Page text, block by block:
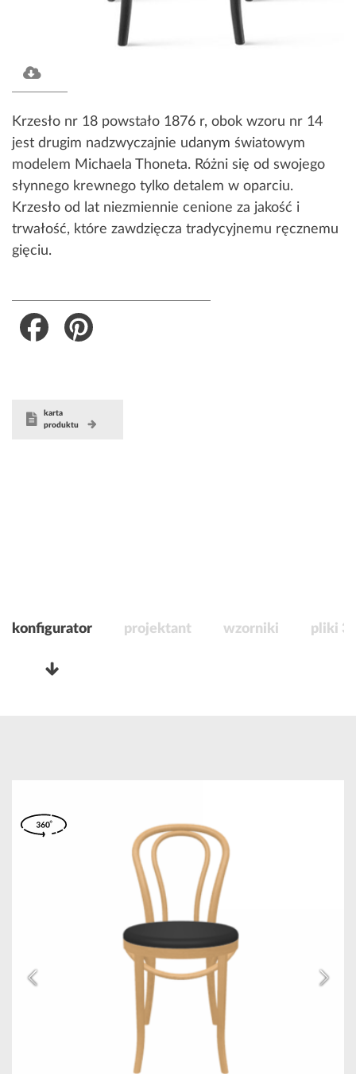
Krzesło nr 18 powstało 1876 r, obok wzoru nr 14
jest drugim nadzwyczajnie udanym światowym
modelem Michaela Thoneta. Różni się od swojego
słynnego krewnego tylko detalem w oparciu.
Krzesło od lat niezmiennie cenione za jakość i
trwałość, które zawdzięcza tradycyjnemu ręcznemu
gięciu.
Facebook
karta
produktu
konfigurator projektant wzorniki pliki